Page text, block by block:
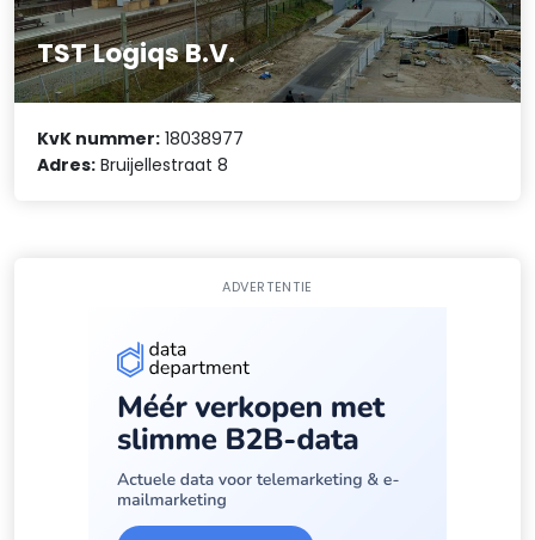
TST Logiqs B.V.
KvK nummer: 18038977
Adres: Bruijellestraat 8
ADVERTENTIE